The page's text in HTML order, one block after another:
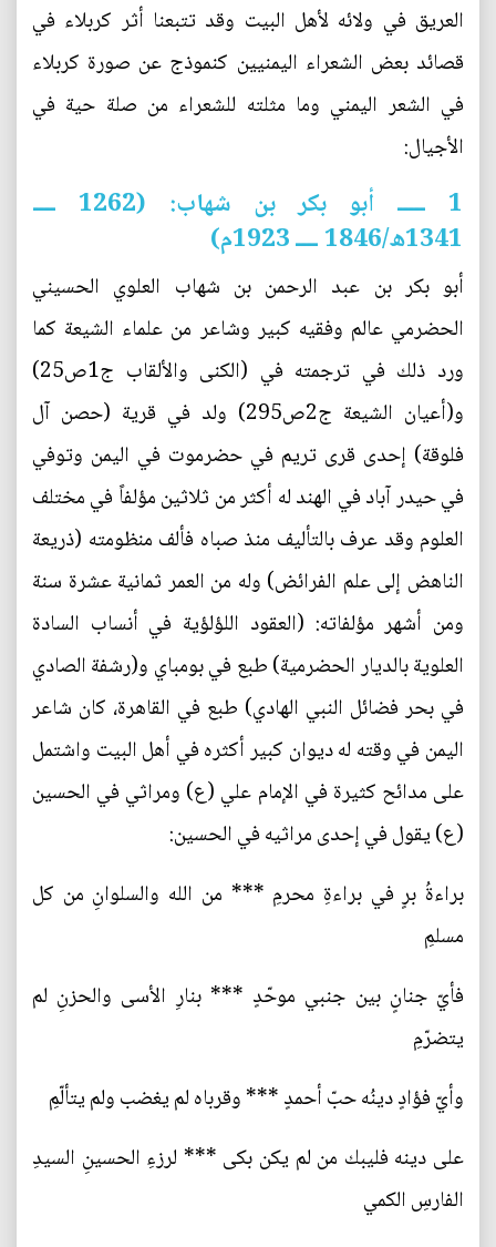
العريق في ولائه لأهل البيت وقد تتبعنا أثر كربلاء في
قصائد بعض الشعراء اليمنيين كنموذج عن صورة كربلاء
في الشعر اليمني وما مثلته للشعراء من صلة حية في
الأجيال:
1 ـــــ أبو بكر بن شهاب: (1262 ــــ
1341ه/1846 ــــ 1923م)
أبو بكر بن عبد الرحمن بن شهاب العلوي الحسيني
الحضرمي عالم وفقيه كبير وشاعر من علماء الشيعة كما
ورد ذلك في ترجمته في (الكنى والألقاب ج1ص25)
و(أعيان الشيعة ج2ص295) ولد في قرية (حصن آل
فلوقة) إحدى قرى تريم في حضرموت في اليمن وتوفي
في حيدر آباد في الهند له أكثر من ثلاثين مؤلفاً في مختلف
العلوم وقد عرف بالتأليف منذ صباه فألف منظومته (ذريعة
الناهض إلى علم الفرائض) وله من العمر ثمانية عشرة سنة
ومن أشهر مؤلفاته: (العقود اللؤلؤية في أنساب السادة
العلوية بالديار الحضرمية) طبع في بومباي و(رشفة الصادي
في بحر فضائل النبي الهادي) طبع في القاهرة، كان شاعر
اليمن في وقته له ديوان كبير أكثره في أهل البيت واشتمل
على مدائح كثيرة في الإمام علي (ع) ومراثي في الحسين
(ع) يقول في إحدى مراثيه في الحسين:
براءةُ برٍ في براءةِ محرمِ *** من الله والسلوانِ من كل
مسلمِ
فأيّ جنانٍ بين جنبي موحّدٍ *** بنارِ الأسى والحزنِ لم
يتضرّمِ
وأيّ فؤادٍ دينُه حبّ أحمدٍ *** وقرباه لم يغضب ولم يتألّمِ
على دينه فليبك من لم يكن بكى *** لرزءِ الحسينِ السيدِ
الفارسِ الكمي